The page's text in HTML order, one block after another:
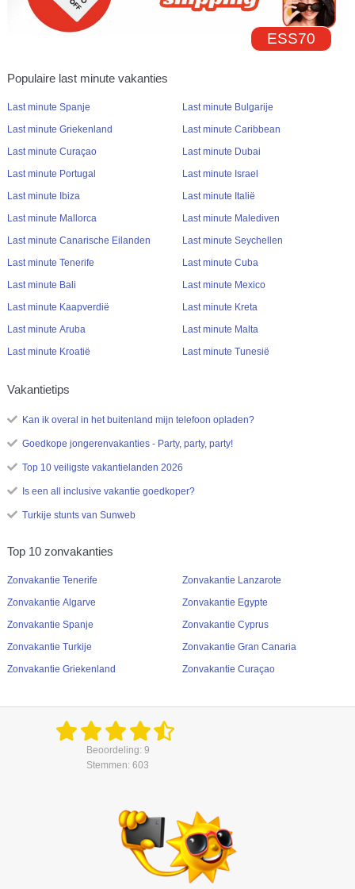
ESS70
Populaire last minute vakanties
Last minute Spanje
Last minute Griekenland
Last minute Curaçao
Last minute Portugal
Last minute Ibiza
Last minute Mallorca
Last minute Canarische Eilanden
Last minute Tenerife
Last minute Bali
Last minute Kaapverdië
Last minute Aruba
Last minute Kroatië
Last minute Bulgarije
Last minute Caribbean
Last minute Dubai
Last minute Israel
Last minute Italië
Last minute Malediven
Last minute Seychellen
Last minute Cuba
Last minute Mexico
Last minute Kreta
Last minute Malta
Last minute Tunesië
Vakantietips
Kan ik overal in het buitenland mijn telefoon opladen?
Goedkope jongerenvakanties - Party, party, party!
Top 10 veiligste vakantielanden 2026
Is een all inclusive vakantie goedkoper?
Turkije stunts van Sunweb
Top 10 zonvakanties
Zonvakantie Tenerife
Zonvakantie Algarve
Zonvakantie Spanje
Zonvakantie Turkije
Zonvakantie Griekenland
Zonvakantie Lanzarote
Zonvakantie Egypte
Zonvakantie Cyprus
Zonvakantie Gran Canaria
Zonvakantie Curaçao
Beoordeling: 9
Stemmen: 603